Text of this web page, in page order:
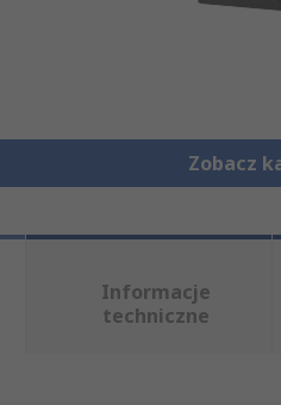
Zobacz
Informacje
techniczne